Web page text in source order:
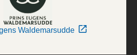
Waldemarsudde